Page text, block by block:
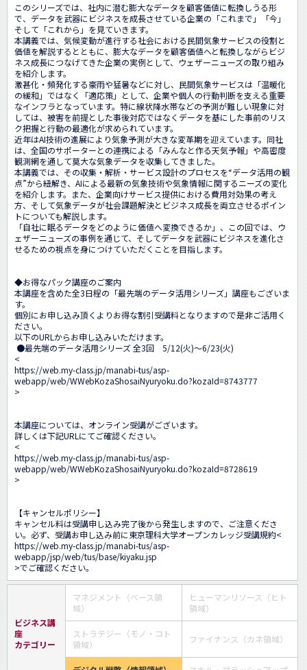
このシリーズでは、社内に潜む膨大なデータを顧客価値に転換しうる形
で、データを武器にビジネスを成長させている企業の「これまで」「今」
そして「これから」を見ていきます。
本講義では、気候変動が進行する社会における民間気象サービスの役割と
価値を解説するとともに、膨大なデータを顧客価値へと転換しながらビジ
ネス成長につなげてきた企業の実例として、ウェザーニューズの取り組み
を紹介します。
激甚化・頻発化する豪雨や猛暑などに対し、民間気象サービスは「温暖化
の緩和」ではなく「適応策」として、企業や個人の行動判断を支える重要
なインフラとなっています。特に線状降水帯などの予測が難しい現象に対
しては、被害を前提とした事後対応ではなくデータを基にした事前のリス
ク把握と行動の最適化が求められています。
近年はAI技術の進展により気象予測が大きな変革期を迎えています。同社
は、全国のサポーターとの連携による「みんなと作る天気予報」や高密度
観測網を通して莫大な気象データを収集してきました。
本講義では、その収集・解析・サービス設計のプロセスを“データ活用の観
点”から紐解き、AIによる最新の気象技術や気象情報に関するニーズの変化
を紹介します。また、企業向けサービス提供における費用対効果の考え
方、そして気象データが社会課題解決とビジネス成長を両立させるポイン
トについても解説します。
「自社に眠るデータをどのように価値へ変換できるか」、この回では、ウ
ェザーニューズの事例を通じて、そしてデータを武器にビジネスを進化さ
せるための視点を身につけていただくことを目指します。
◆お得なパック講座のご案内
本講座を含めた全3日程の「最先端のデータ活用シリーズ」講座もございま
す。
個別にお申し込み頂くよりお得な割引受講料となりますので是非ご活用く
ださい。
以下のURLからお申し込みいただけます。
<
https://web.my-class.jp/manabi-tus/asp-
webapp/web/WWebKozaShosaiNyuryoku.do?kozaId=8743777
>
本講座については、オンライン受講がございます。
詳しくは下記URLにてご確認ください。
<
https://web.my-class.jp/manabi-tus/asp-
webapp/web/WWebKozaShosaiNyuryoku.do?kozaId=8728619
>
【キャンセルポリシー】
キャンセル料は受講申し込み完了後から発生しますので、ご注意くださ
い。必ず、受講お申し込み前に東京理科大学オープンカレッジ受講規約<
https://web.my-class.jp/manabi-tus/asp-
webapp/jsp/web/tus/base/kiyaku.jsp
>でご確認ください。
ビジネス講
座
カテゴリー
マネジメント（ベース領
域）
ヒューマンリソース（ヒト
領域）
ストラテジー（モノ・コト
領域）
ファイナンス（カネ領域）